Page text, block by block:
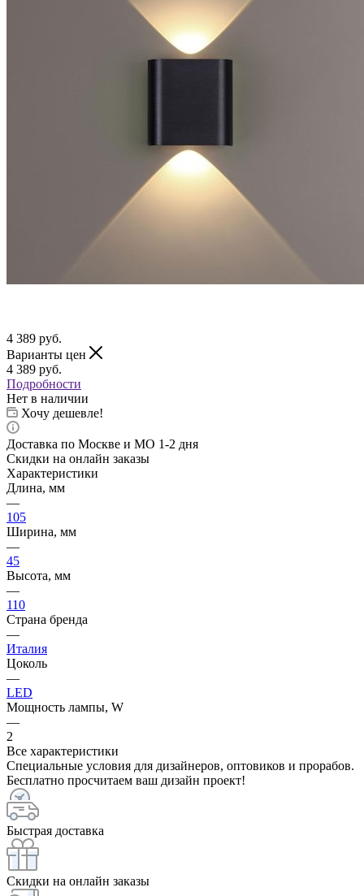
4 389 руб.
Варианты цен
4 389 руб.
Подробности
Нет в наличии
Хочу дешевле!
Доставка по Москве и МО 1-2 дня
Скидки на онлайн заказы
Характеристики
Длина, мм
—
105
Ширина, мм
—
45
Высота, мм
—
110
Страна бренда
—
Италия
Цоколь
—
LED
Мощность лампы, W
—
2
Все характеристики
Специальные условия для дизайнеров, оптовиков и прорабов.
Бесплатно просчитаем ваш дизайн проект!
Быстрая доставка
Скидки на онлайн заказы